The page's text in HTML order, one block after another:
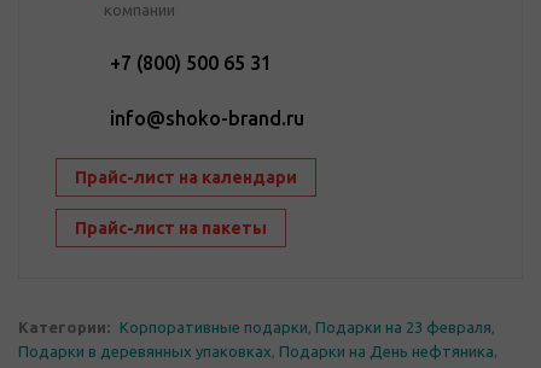
компании
+7 (800) 500 65 31
info@shoko-brand.ru
Прайс-лист на календари
Прайс-лист на пакеты
Категории: Корпоративные подарки, Подарки на 23 февраля,
Подарки в деревянных упаковках, Подарки на День нефтяника,